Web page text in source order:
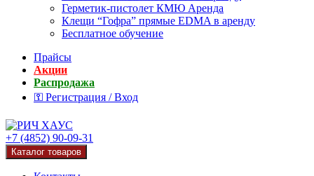
Герметик-пистолет КМЮ Аренда
Клещи “Гофра” прямые EDMA в аренду
Бесплатное обучение
Прайсы
Акции
Распродажа
⚿ Регистрация / Вход
+7 (4852) 90-09-31
Каталог товаров